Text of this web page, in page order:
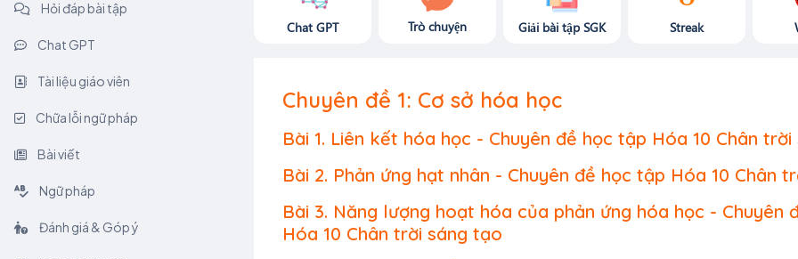
Hỏi đáp bài tập
Chat GPT
Tài liệu giáo viên
Chữa lỗi ngữ pháp
Bài viết
Ngữ pháp
Đánh giá & Góp ý
Chat GPT Trò chuyện Giải bài tập SGK Streak
Chuyên đề 1: Cơ sở hóa học
Bài 1. Liên kết hóa học - Chuyên đề học tập Hóa 10 Chân
Bài 2. Phản ứng hạt nhân - Chuyên đề học tập Hóa 10 Chân
Bài 3. Năng lượng hoạt hóa của phản ứng hóa học - Chuyên
Hóa 10 Chân trời sáng tạo